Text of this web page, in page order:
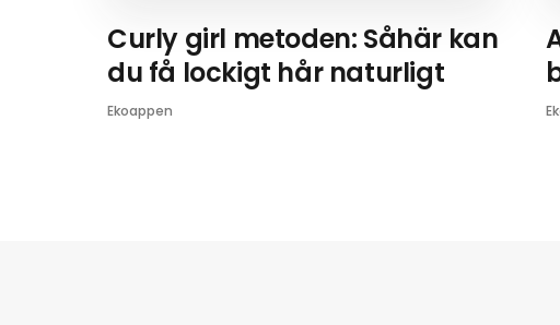
Curly girl metoden: Såhär kan
du få lockigt hår naturligt
Ekoappen